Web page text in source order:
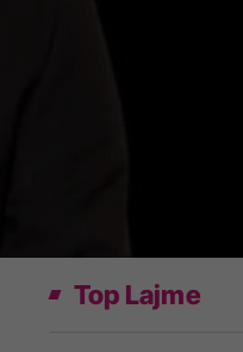
Top Lajme